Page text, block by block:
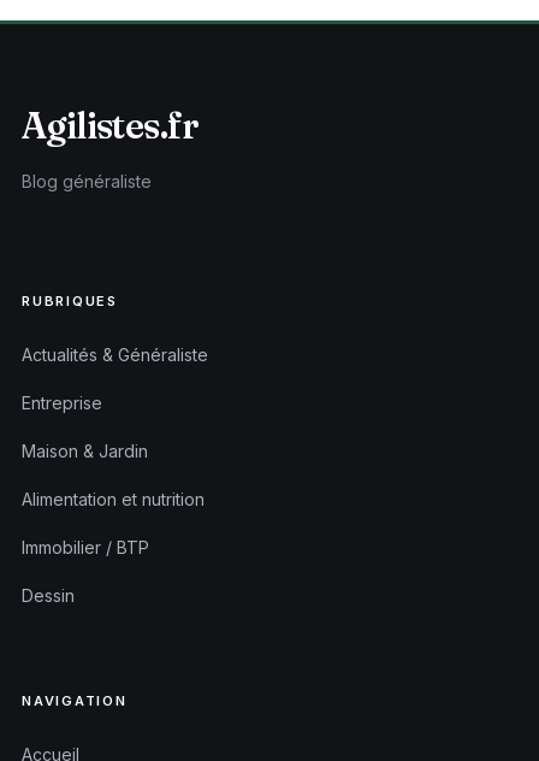
Agilistes.fr
Blog généraliste
RUBRIQUES
Actualités & Généraliste
Entreprise
Maison & Jardin
Alimentation et nutrition
Immobilier / BTP
Dessin
NAVIGATION
Accueil